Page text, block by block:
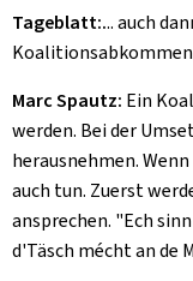
Tageblatt:... auch
Koalitionsabkommen
Marc Spautz: Ein
werden. Bei der
herausnehmen.
auch tun. Zuerst
ansprechen. "Ech
d'Täsch mécht an de